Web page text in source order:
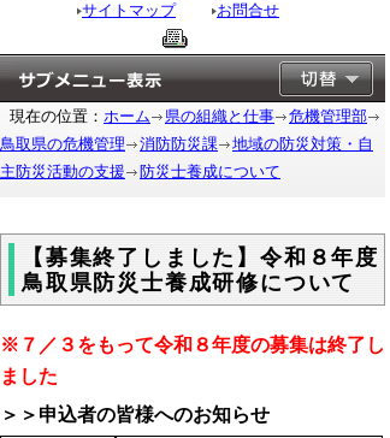
サイトマップ
お問合せ
現在の位置： ホーム 県の組織と仕事
危機管理部
鳥取県の危機管理
消防防災課
地域の防災対策・自
主防災活動の支援
防災士養成について
【募集終了しました】令和８年度
鳥取県防災士養成研修について
※ ７／３をもって令和８年度の募集は終了し
ました
＞＞申込者の皆様へのお知らせ